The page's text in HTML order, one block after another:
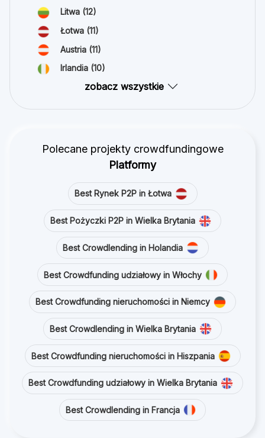
Litwa (12)
Łotwa (11)
Austria (11)
Irlandia (10)
zobacz wszystkie
Polecane projekty crowdfundingowe
Platformy
Best Rynek P2P in Łotwa
Best Pożyczki P2P in Wielka Brytania
Best Crowdlending in Holandia
Best Crowdfunding udziałowy in Włochy
Best Crowdfunding nieruchomości in Niemcy
Best Crowdlending in Wielka Brytania
Best Crowdfunding nieruchomości in Hiszpania
Best Crowdfunding udziałowy in Wielka Brytania
Best Crowdlending in Francja